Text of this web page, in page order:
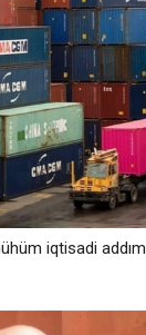
iqtisadi addım